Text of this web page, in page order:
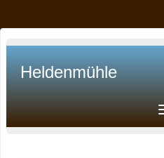
Heldenmühle